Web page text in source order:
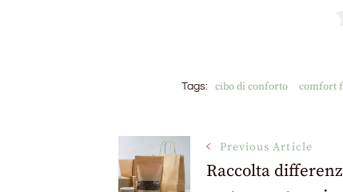
Tags: cibo di conforto comfort
Post
Previous Article
Raccolta